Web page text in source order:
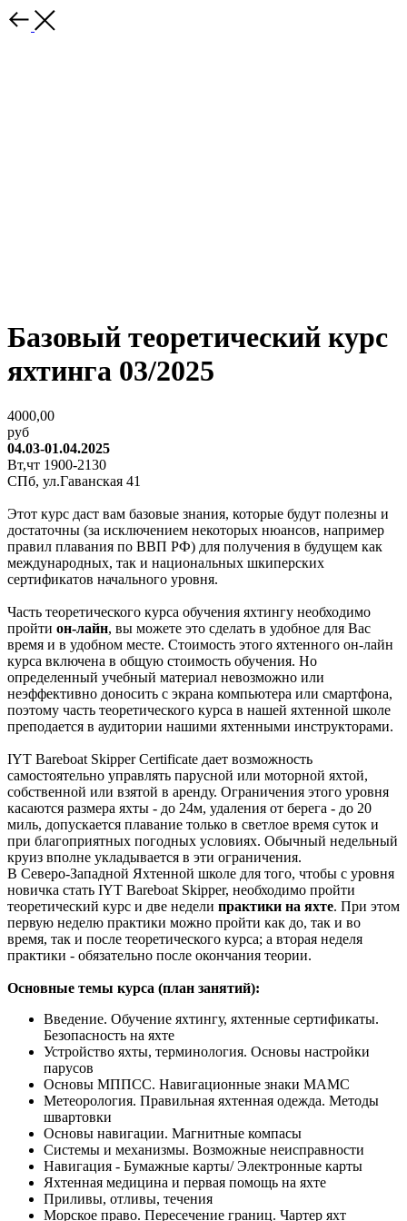
Базовый теоретический курс
яхтинга 03/2025
4000,00
руб
04.03-01.04.2025
Вт,чт 1900-2130
СПб, ул.Гаванская 41
Этот курс даст вам базовые знания, которые будут полезны и
достаточны (за исключением некоторых нюансов, например
правил плавания по ВВП РФ) для получения в будущем как
международных, так и национальных шкиперских
сертификатов начального уровня.
Часть теоретического курса обучения яхтингу необходимо
пройти он-лайн, вы можете это сделать в удобное для Вас
время и в удобном месте. Стоимость этого яхтенного он-лайн
курса включена в общую стоимость обучения. Но
определенный учебный материал невозможно или
неэффективно доносить с экрана компьютера или смартфона,
поэтому часть теоретического курса в нашей яхтенной школе
преподается в аудитории нашими яхтенными инструкторами.
IYT Bareboat Skipper Certificate дает возможность
самостоятельно управлять парусной или моторной яхтой,
собственной или взятой в аренду. Ограничения этого уровня
касаются размера яхты - до 24м, удаления от берега - до 20
миль, допускается плавание только в светлое время суток и
при благоприятных погодных условиях. Обычный недельный
круиз вполне укладывается в эти ограничения.
В Северо-Западной Яхтенной школе для того, чтобы с уровня
новичка стать IYT Bareboat Skipper, необходимо пройти
теоретический курс и две недели практики на яхте. При этом
первую неделю практики можно пройти как до, так и во
время, так и после теоретического курса; а вторая неделя
практики - обязательно после окончания теории.
Основные темы курса (план занятий):
Введение. Обучение яхтингу, яхтенные сертификаты.
Безопасность на яхте
Устройство яхты, терминология. Основы настройки
парусов
Основы МППСС. Навигационные знаки МАМС
Метеорология. Правильная яхтенная одежда. Методы
швартовки
Основы навигации. Магнитные компасы
Системы и механизмы. Возможные неисправности
Навигация - Бумажные карты/ Электронные карты
Яхтенная медицина и первая помощь на яхте
Приливы, отливы, течения
Морское право. Пересечение границ. Чартер яхт